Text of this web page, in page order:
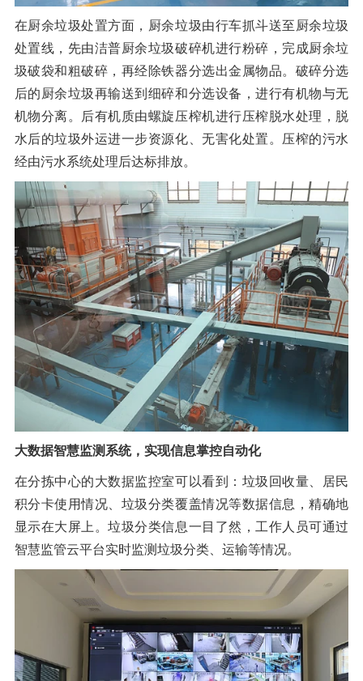
在厨余垃圾处置方面，厨余垃圾由行车抓斗送至厨余垃圾
处置线，先由洁普厨余垃圾破碎机进行粉碎，完成厨余垃
圾破袋和粗破碎，再经除铁器分选出金属物品。破碎分选
后的厨余垃圾再输送到细碎和分选设备，进行有机物与无
机物分离。后有机质由螺旋压榨机进行压榨脱水处理，脱
水后的垃圾外运进一步资源化、无害化处置。压榨的污水
经由污水系统处理后达标排放。
大数据智慧监测系统，实现信息掌控自动化
在分拣中心的大数据监控室可以看到：垃圾回收量、居民
积分卡使用情况、垃圾分类覆盖情况等数据信息，精确地
显示在大屏上。垃圾分类信息一目了然，工作人员可通过
智慧监管云平台实时监测垃圾分类、运输等情况。